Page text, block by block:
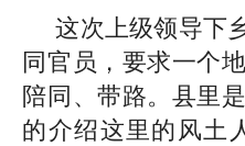
这次上级领导下
同官员，要求一个
陪同、带路。县里
的介绍这里的风土